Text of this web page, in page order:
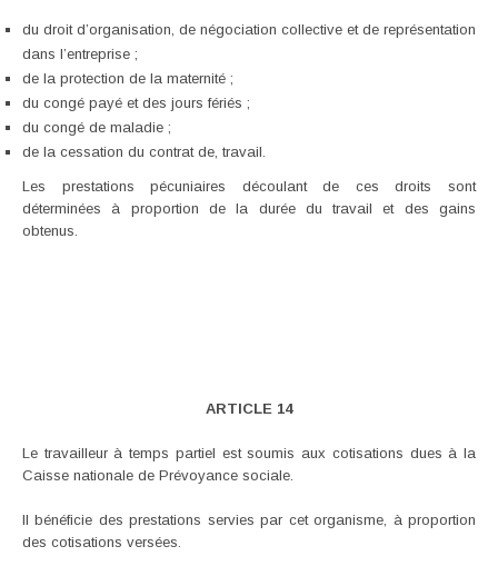
du droit d’organisation, de négociation collective et de représentation
dans l’entreprise ;
de la protection de la maternité ;
du congé payé et des jours fériés ;
du congé de maladie ;
de la cessation du contrat de, travail.
Les prestations pécuniaires découlant de ces droits sont
déterminées à proportion de la durée du travail et des gains
obtenus.
ARTICLE 14
Le travailleur à temps partiel est soumis aux cotisations dues à la
Caisse nationale de Prévoyance sociale.
Il bénéficie des prestations servies par cet organisme, à proportion
des cotisations versées.